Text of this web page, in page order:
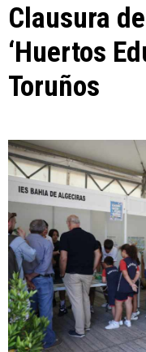
Clausura
‘Huertos
Toruños